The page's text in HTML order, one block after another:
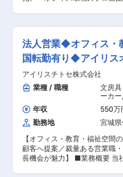
プロセス全体の最適化を推進
な作業を排し、常にシンプル
自社管理体制の中で、「新鮮
切にし、社員が自ら可能性を
ジングな環境です。 変更の範囲：会社の定める業
務
ができています。高い評価も
らに依頼が増えていく見込みです。 ■
施設・飲食店・オフィス・ク
場での実績がございます。 ■当社について：
2010年から空調設備の設計・
としてスタートし、カフェやフ
彩な事業を展開してます。「
という考えを何よりも大切に
からこそ、社員のための福利
れていて、借り上げ社宅、資格
職金制度などがきちんとそろ
体力的に技術者として働き続
ったら…というケースを想定
で活躍する道も用意する方針
完成された新社屋へ移転し、併
にインテリアデザインをご担
客のニーズに応えて創造性が
きるオフィスを作り出してい
本は社内でデザインに集中で
件によっては営業と一緒に顧客
ングも行う重要ポジションです。 【案件実
野村総合研究所様や東急エー
化学工業様などの案件実績も
https://www.fbco.co.jp/solution/
先情報： オフィス環境営業本
名所属 部所問わず、新卒者・
が良いことが当社の魅力です。 ■受注率の高
（1）専門商社でありつつ、デ
用しておりデザイン力が高い
ため海外オフィス製品も含め
（3）仕入れ実績により原価
法人営業◆オフィス・
国転勤有り◆アイリス
アイリスチトセ株式会社
業種 / 職種
文房
ーカー,
計（
年収 550万
勤務地
宮城
【オフィス・教育・福祉空間
顧客へ提案／裁量ある営業職
長機会が魅力】 ■業務概要 当社は多様な法人顧